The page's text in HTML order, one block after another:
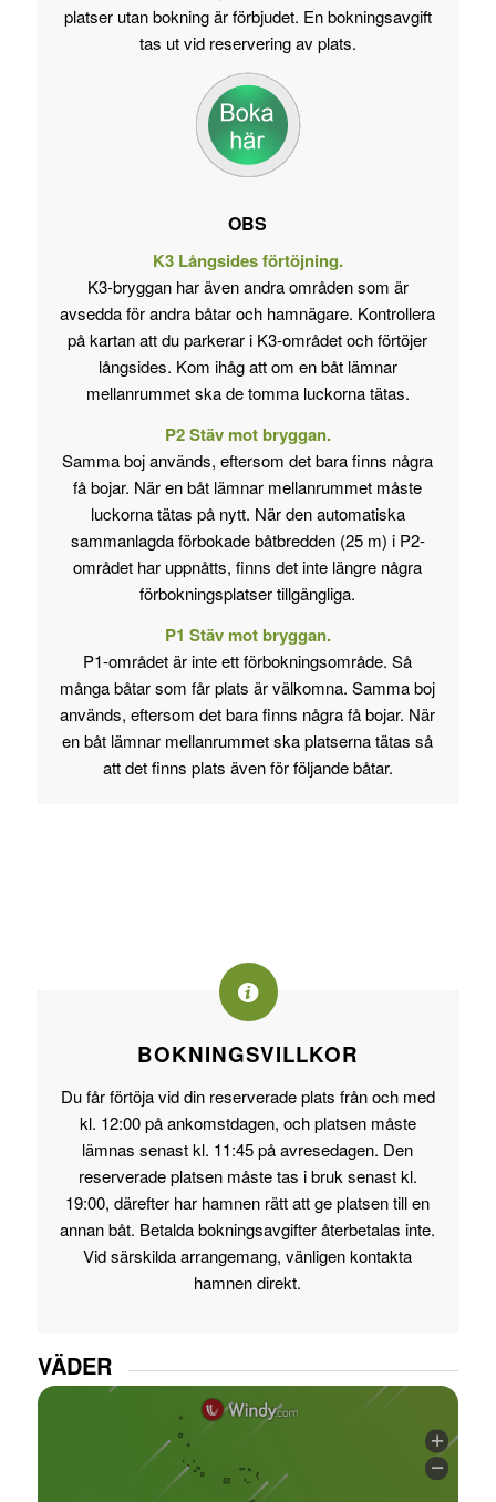
platser utan bokning är förbjudet. En bokningsavgift
tas ut vid reservering av plats.
OBS
K3 Långsides förtöjning.
K3-bryggan har även andra områden som är
avsedda för andra båtar och hamnägare. Kontrollera
på kartan att du parkerar i K3-området och förtöjer
långsides. Kom ihåg att om en båt lämnar
mellanrummet ska de tomma luckorna tätas.
P2 Stäv mot bryggan.
Samma boj används, eftersom det bara finns några
få bojar. När en båt lämnar mellanrummet måste
luckorna tätas på nytt. När den automatiska
sammanlagda förbokade båtbredden (25 m) i P2-
området har uppnåtts, finns det inte längre några
förbokningsplatser tillgängliga.
P1 Stäv mot bryggan.
P1-området är inte ett förbokningsområde. Så
många båtar som får plats är välkomna. Samma boj
används, eftersom det bara finns några få bojar. När
en båt lämnar mellanrummet ska platserna tätas så
att det finns plats även för följande båtar.
BOKNINGSVILLKOR
Du får förtöja vid din reserverade plats från och med
kl. 12:00 på ankomstdagen, och platsen måste
lämnas senast kl. 11:45 på avresedagen. Den
reserverade platsen måste tas i bruk senast kl.
19:00, därefter har hamnen rätt att ge platsen till en
annan båt. Betalda bokningsavgifter återbetalas inte.
Vid särskilda arrangemang, vänligen kontakta
hamnen direkt.
VÄDER